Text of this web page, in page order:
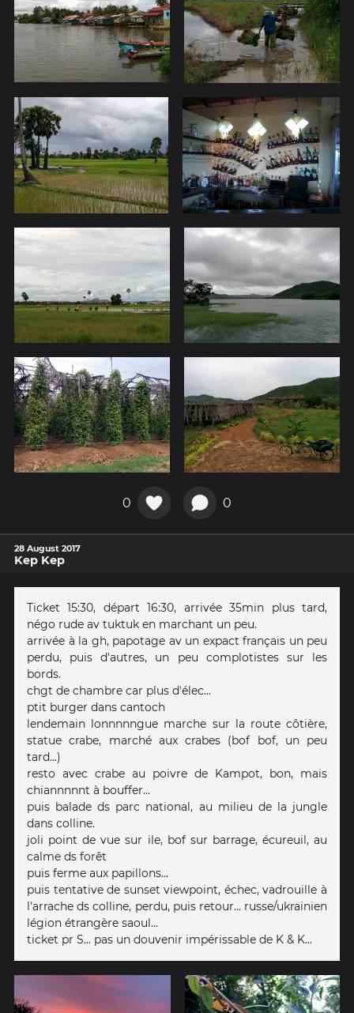
0 0
28 August 2017
Kep Kep
Ticket 15:30, départ 16:30, arrivée 35min plus tard,
négo rude av tuktuk en marchant un peu.
arrivée à la gh, papotage av un expact français un peu
perdu, puis d'autres, un peu complotistes sur les
bords.
chgt de chambre car plus d'élec...
ptit burger dans cantoch
lendemain lonnnnngue marche sur la route côtière,
statue crabe, marché aux crabes (bof bof, un peu
tard...)
resto avec crabe au poivre de Kampot, bon, mais
chiannnnnt à bouffer...
puis balade ds parc national, au milieu de la jungle
dans colline.
joli point de vue sur ile, bof sur barrage, écureuil, au
calme ds forêt
puis ferme aux papillons...
puis tentative de sunset viewpoint, échec, vadrouille à
l'arrache ds colline, perdu, puis retour... russe/ukrainien
légion étrangère saoul...
ticket pr S... pas un douvenir impérissable de K & K...